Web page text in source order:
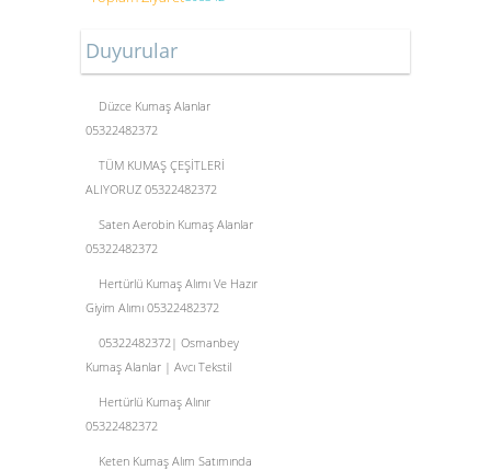
Duyurular
Düzce Kumaş Alanlar
05322482372
TÜM KUMAŞ ÇEŞİTLERİ
ALIYORUZ 05322482372
Saten Aerobin Kumaş Alanlar
05322482372
Hertürlü Kumaş Alımı Ve Hazır
Giyim Alımı 05322482372
05322482372| Osmanbey
Kumaş Alanlar | Avcı Tekstil
Hertürlü Kumaş Alınır
05322482372
Keten Kumaş Alım Satımında